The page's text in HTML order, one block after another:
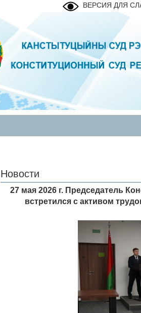
ВЕРСИЯ ДЛЯ
Новости
27 мая 2026 г. Председатель
встретился с активом